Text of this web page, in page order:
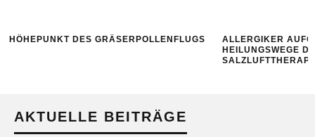
HÖHEPUNKT DES GRÄSERPOLLENFLUGS
ALLERGIKER
HEILUNGSWEGE
AKTUELLE BEITRÄGE